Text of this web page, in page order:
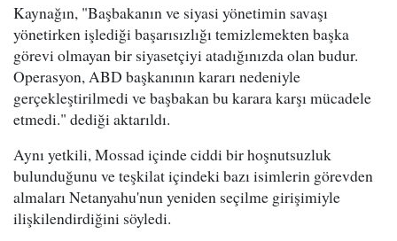
Kaynağın, "Başbakanın ve siyasi yönetimin savaşı
yönetirken işlediği başarısızlığı temizlemekten başka
görevi olmayan bir siyasetçiyi atadığınızda olan budur.
Operasyon, ABD başkanının kararı nedeniyle
gerçekleştirilmedi ve başbakan bu karara karşı mücadele
etmedi." dediği aktarıldı.
Aynı yetkili, Mossad içinde ciddi bir hoşnutsuzluk
bulunduğunu ve teşkilat içindeki bazı isimlerin görevden
almaları Netanyahu'nun yeniden seçilme girişimiyle
ilişkilendirdiğini söyledi.